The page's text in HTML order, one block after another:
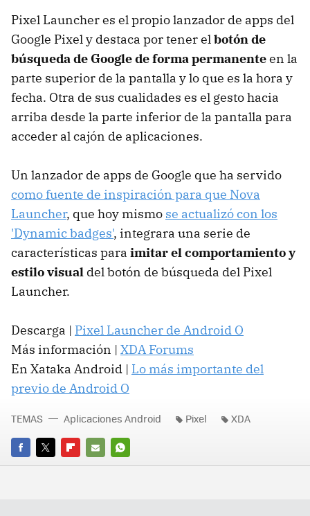
Pixel Launcher es el propio lanzador de apps del
Google Pixel y destaca por tener elbotón de
búsqueda de Google de forma permanenteen la
parte superior de la pantalla y lo que es la hora y
fecha. Otra de sus cualidades es el gesto hacia
arriba desde la parte inferior de la pantalla para
acceder al cajón de aplicaciones.
Un lanzador de apps de Google que ha servido
como fuente de inspiración para que Nova
Launcher, que hoy mismo se actualizó con los
'Dynamic badges', integrara una serie de
características para imitar el comportamiento y
estilo visual del botón de búsqueda del Pixel
Launcher.
Descarga | Pixel Launcher de Android O
Más información | XDA Forums
En Xataka Android | Lo más importante del
previo de Android O
FACEBOOK
TWITTERFLIPBOARD
E-
WHATSAPP
TEMAS Aplicaciones Android Pixel XDA